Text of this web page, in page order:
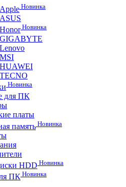
Новинка
Новинка
Новинка
для ПК
платы
память Новинка
HDD Новинка
ПК Новинка